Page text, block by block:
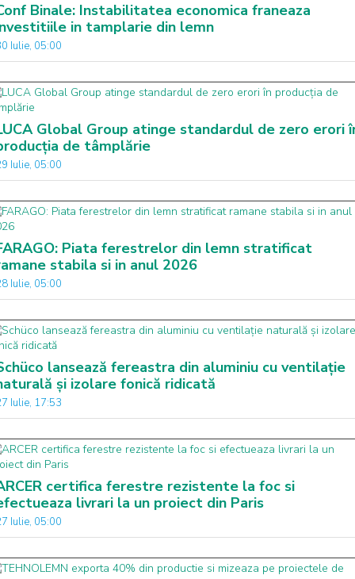
Binale: Instabilitatea economica franeaza
in tamplarie din lemn
Iulie, 05:00
Global Group atinge standardul de zero erori
de tâmplărie
Iulie, 05:00
Piata ferestrelor din lemn stratificat
stabila si in anul 2026
Iulie, 05:00
lansează fereastra din aluminiu cu ventilație
și izolare fonică ridicată
Iulie, 17:53
certifica ferestre rezistente la foc si
livrari la un proiect din Paris
Iulie, 05:00